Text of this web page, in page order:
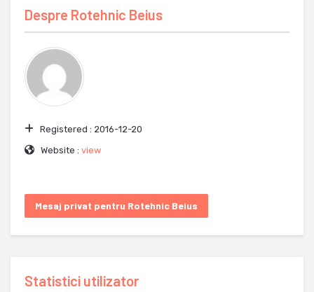
Despre Rotehnic Beius
Registered : 2016-12-20
Website : view
Mesaj privat pentru Rotehnic Beius
Statistici utilizator